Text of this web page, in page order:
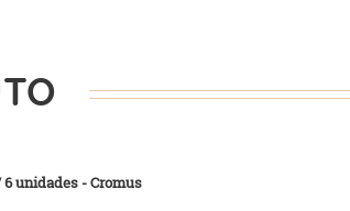
6 unidades - Cromus